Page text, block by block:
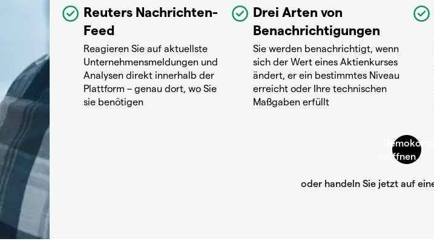
Reuters Nachrichten-
Feed
Reagieren Sie auf aktuellste
Unternehmensmeldungen und
Analysen direkt innerhalb der
Plattform – genau dort, wo Sie
sie benötigen
Drei Arten von
Benachrichtigungen
Sie werden benachrichtigt, wenn
sich der Wert eines Aktienkurses
ändert, er ein bestimmtes Niveau
erreicht oder Ihre technischen
Maßgaben erfüllt